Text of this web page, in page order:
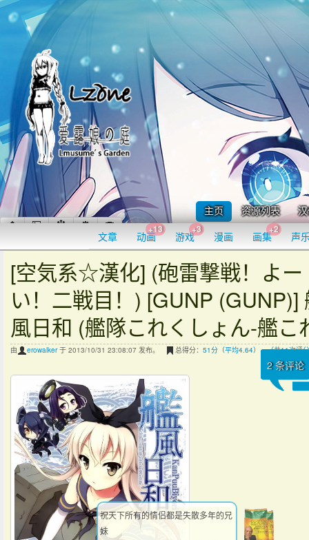
主页 资源列表
文章 动画
+13
游戏
+3
漫画 画集
+2
声
[空気系☆漢化] (砲雷撃戦！よー
い！二戦目！) [GUNP (GUNP)]
風日和 (艦隊これくしょん-艦こ
由 erowalker于 2013/10/31 23:08:07 发布。 总得分： 51分（平均4.64），（共11次评
2条评论
祝天下所有的情侣都是失散多年的兄
妹